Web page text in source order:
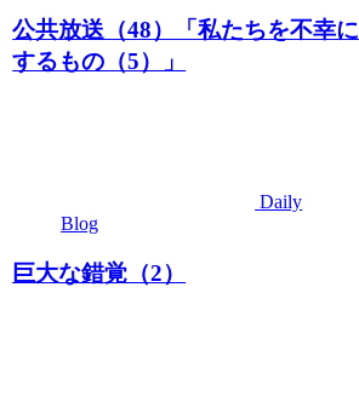
公共放送（48）「私たちを不幸に
するもの（5）」
Daily
Blog
巨大な錯覚（2）